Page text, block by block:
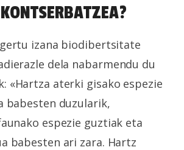
izana biodibertsitate
dela nabarmendu du
«Hartza aterki gisako espezie
babesten duzularik,
espezie guztiak eta
babesten ari zara. Hartz